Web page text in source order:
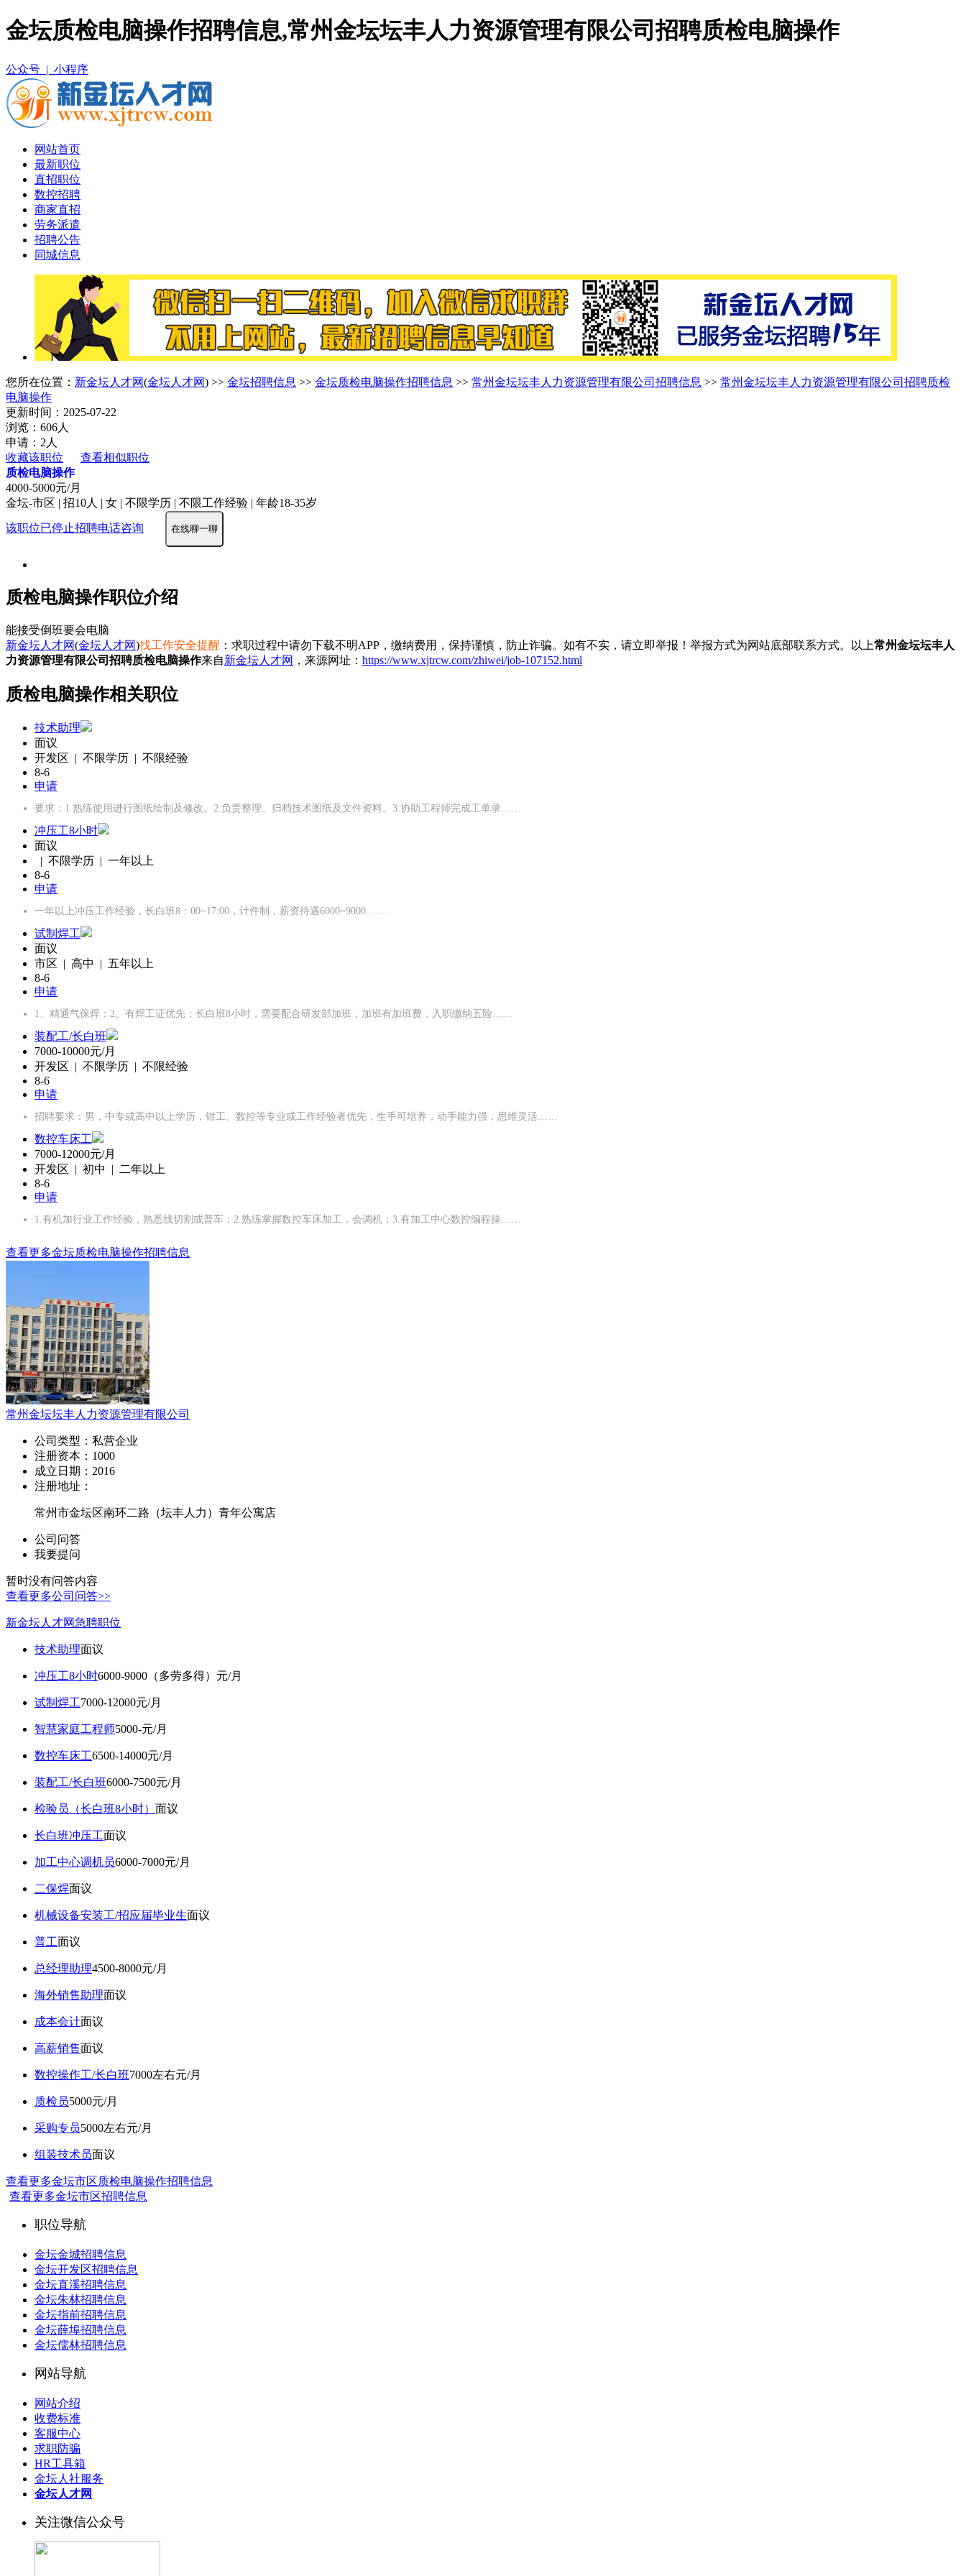
金坛质检电脑操作招聘信息,常州金坛坛丰人力资源管理有限公司招聘质检电脑操作
公众号 | 小程序
网站首页
最新职位
直招职位
数控招聘
商家直招
劳务派遣
招聘公告
同城信息
您所在位置： 新金坛人才网(金坛人才网) >> 金坛招聘信息 >> 金坛质检电脑操作招聘信息 >> 常州金坛坛丰人力资源管理有限公司招聘信息 >> 常州金坛坛丰人力资源管理有限公司招聘质检
电脑操作
更新时间：2025-07-22
浏览：606人
申请：2人
收藏该职位
查看相似职位
质检电脑操作
4000-5000元/月
金坛-市区 | 招10人 | 女 | 不限学历 | 不限工作经验 | 年龄18-35岁
该职位已停止招聘电话咨询 在线聊一聊
质检电脑操作职位介绍
能接受倒班要会电脑
新金坛人才网(金坛人才网)找工作安全提醒 ：求职过程中请勿下载不明APP，缴纳费用，保持谨慎，防止诈骗。如有不实，请立即举报！举报方式为网站底部联系方式。以上常州金坛坛丰人
力资源管理有限公司招聘质检电脑操作来自新金坛人才网 ，来源网址： https://www.xjtrcw.com/zhiwei/job-107152.html
质检电脑操作相关职位
技术助理
面议
开发区 | 不限学历 | 不限经验
8-6
申请
要求：1.熟练使用进行图纸绘制及修改。2.负责整理、归档技术图纸及文件资料。3.协助工程师完成工单录……
冲压工8小时
面议
| 不限学历 | 一年以上
8-6
申请
一年以上冲压工作经验，长白班8：00~17:00，计件制，薪资待遇6000~9000.……
试制焊工
面议
市区 | 高中 | 五年以上
8-6
申请
1、精通气保焊；2、有焊工证优先；长白班8小时，需要配合研发部加班，加班有加班费，入职缴纳五险……
装配工/长白班
7000-10000元/月
开发区 | 不限学历 | 不限经验
8-6
申请
招聘要求：男，中专或高中以上学历，钳工、数控等专业或工作经验者优先，生手可培养，动手能力强，思维灵活……
数控车床工
7000-12000元/月
开发区 | 初中 | 二年以上
8-6
申请
1.有机加行业工作经验，熟悉线切割或普车；2.熟练掌握数控车床加工，会调机；3.有加工中心数控编程操……
查看更多金坛质检电脑操作招聘信息
常州金坛坛丰人力资源管理有限公司
公司类型： 私营企业
注册资本： 1000
成立日期： 2016
注册地址：
常州市金坛区南环二路（坛丰人力）青年公寓店
公司问答
我要提问
暂时没有问答内容
查看更多公司问答>>
新金坛人才网急聘职位
技术助理面议
冲压工8小时6000-9000（多劳多得）元/月
试制焊工7000-12000元/月
智慧家庭工程师5000-元/月
数控车床工6500-14000元/月
装配工/长白班6000-7500元/月
检验员（长白班8小时） 面议
长白班冲压工面议
加工中心调机员6000-7000元/月
二保焊面议
机械设备安装工/招应届毕业生面议
普工面议
总经理助理4500-8000元/月
海外销售助理面议
成本会计面议
高薪销售面议
数控操作工/长白班7000左右元/月
质检员5000元/月
采购专员5000左右元/月
组装技术员面议
查看更多金坛市区质检电脑操作招聘信息
查看更多金坛市区招聘信息
职位导航
金坛金城招聘信息
金坛开发区招聘信息
金坛直溪招聘信息
金坛朱林招聘信息
金坛指前招聘信息
金坛薛埠招聘信息
金坛儒林招聘信息
网站导航
网站介绍
收费标准
客服中心
求职防骗
HR工具箱
金坛人社服务
金坛人才网
关注微信公众号